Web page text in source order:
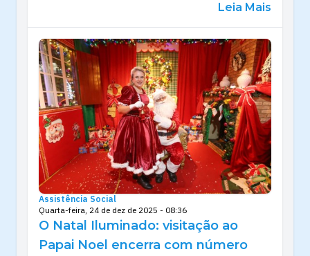
Leia Mais
Assistência Social
Quarta-feira, 24 de dez de 2025 - 08:36
O Natal Iluminado: visitação ao
Papai Noel encerra com número